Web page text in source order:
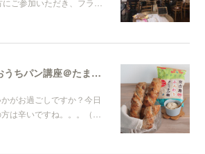
ご参加いただき、フラ…
【 3/5(木) 開催！】おうちパン講座＠たまプラーザ「3丁目カフェ」
がお過ごしですか？今日
は辛いですね。。。（…